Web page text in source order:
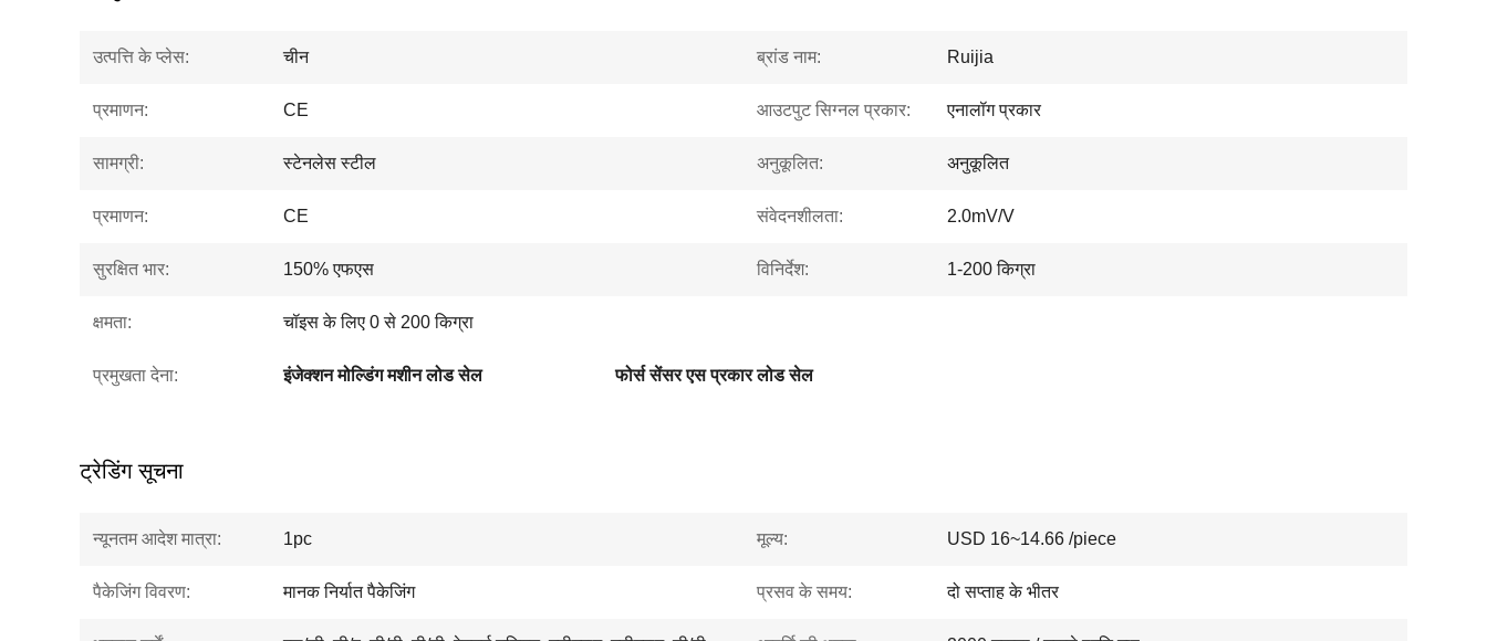
उत्पत्ति के प्लेस: चीन ब्रांड नाम: Ruijia
प्रमाणन: CE आउटपुट सिग्नल प्रकार: एनालॉग प्रकार
सामग्री: स्टेनलेस स्टील अनुकूलित: अनुकूलित
प्रमाणन: CE संवेदनशीलता: 2.0mV/V
सुरक्षित भार: 150% एफएस विनिर्देश: 1-200 किग्रा
क्षमता: चॉइस के लिए 0 से 200 किग्रा
प्रमुखता देना: इंजेक्शन मोल्डिंग मशीन लोड सेल फोर्स सेंसर एस प्रकार लोड सेल
ट्रेडिंग सूचना
न्यूनतम आदेश मात्रा: 1pc मूल्य: USD 16~14.66 /piece
पैकेजिंग विवरण: मानक निर्यात पैकेजिंग प्रसव के समय: दो सप्ताह के भीतर